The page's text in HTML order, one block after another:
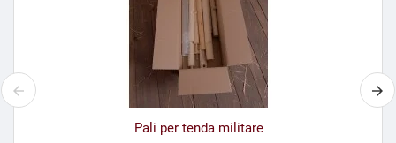
Pali per tenda militare